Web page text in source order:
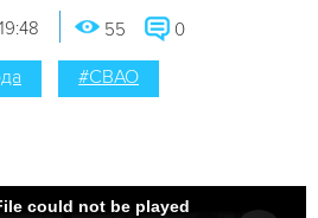
55 0
#СВАО
could not be played